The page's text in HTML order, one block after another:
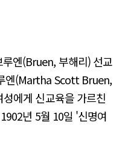
엔(Bruen, 부해리) 선교
엔(Martha Scott Bruen,
에게 신교육을 가르친
년 5월 10일 '신명여